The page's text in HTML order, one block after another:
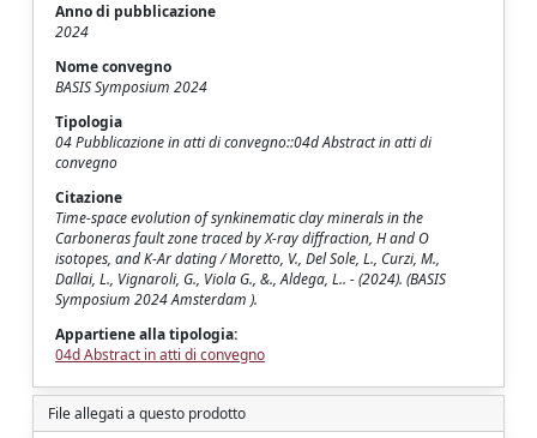
Anno di pubblicazione
2024
Nome convegno
BASIS Symposium 2024
Tipologia
04 Pubblicazione in atti di convegno::04d Abstract in atti di
convegno
Citazione
Time-space evolution of synkinematic clay minerals in the
Carboneras fault zone traced by X-ray diffraction, H and O
isotopes, and K-Ar dating / Moretto, V., Del Sole, L., Curzi, M.,
Dallai, L., Vignaroli, G., Viola G., &., Aldega, L.. - (2024). (BASIS
Symposium 2024 Amsterdam ).
Appartiene alla tipologia:
04d Abstract in atti di convegno
File allegati a questo prodotto